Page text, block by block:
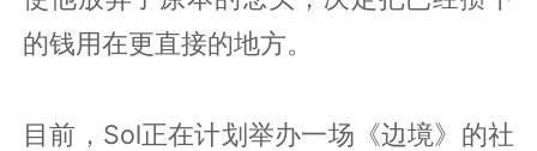
的钱用在更直接的地方。
目前，Sol正在计划举办一场《边境》的社